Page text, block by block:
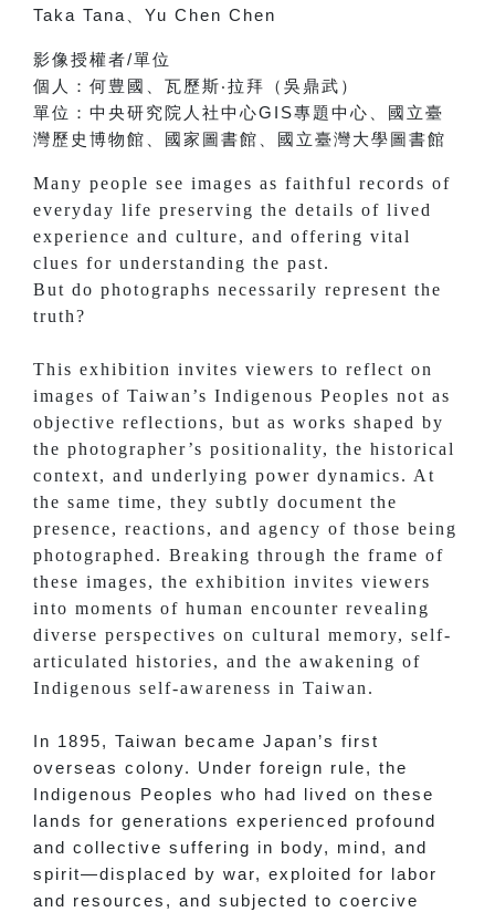
Taka Tana、 Yu Chen Chen
影像授權者/單位
個人： 何豊國、 瓦歷斯‧拉拜（吳鼎武）
單位： 中央研究院人社中心GIS專題中心、
國立臺
灣歷史博物館、
國家圖書館、 國立臺灣大學圖書館
Many people see images as faithful records of
everyday life preserving the details of lived
experience and culture, and offering vital
clues for understanding the past.
But do photographs necessarily represent the
truth?
This exhibition invites viewers to reflect on
images of Taiwan’s Indigenous Peoples not as
objective reflections, but as works shaped by
the photographer’s positionality, the historical
context, and underlying power dynamics. At
the same time, they subtly document the
presence, reactions, and agency of those being
photographed. Breaking through the frame of
these images, the exhibition invites viewers
into moments of human encounter revealing
diverse perspectives on cultural memory, self-
articulated histories, and the awakening of
Indigenous self-awareness in Taiwan.
In 1895, Taiwan became Japan’s first
overseas colony. Under foreign rule, the
Indigenous Peoples who had lived on these
lands for generations experienced profound
and collective suffering in body, mind, and
spirit—displaced by war, exploited for labor
and resources, and subjected to coercive